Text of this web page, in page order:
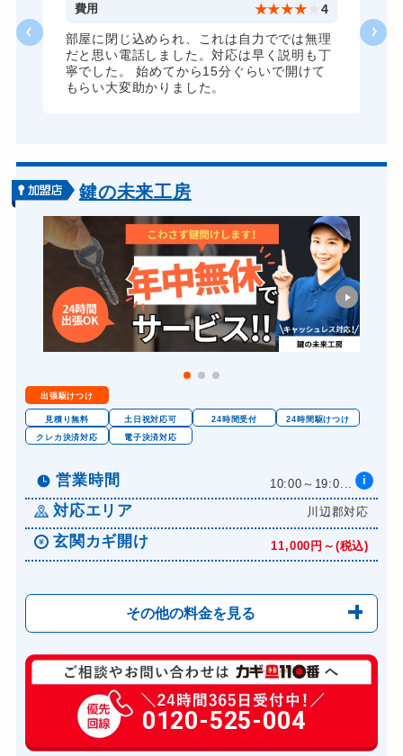
費用 ★★★★ 4
部屋に閉じ込められ、これは自力ででは無理
だと思い電話しました。対応は早く説明も丁
寧でした。 始めてから15分ぐらいで開けて
もらい大変助かりました。
鍵の未来工房
出張駆けつけ
見積り無料 土日祝対応可 24時間受付
24時間駆けつけ
クレカ決済対応
電子決済対応
営業時間 10:00～19:0... i
対応エリア 川辺郡対応
玄関カギ開け 11,000円～(税込)
その他の料金を見る
玄関カギ修理 6,600円～(税込)
玄関カギ作成 14,300円～(税込)
玄関カギ交換 14,300円～(税込)
0120-525-004